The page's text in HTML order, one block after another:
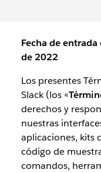
Fecha de
de 2022
Los presentes
Slack (los «
derechos y
nuestras
aplicaciones, kits
código de
comandos,